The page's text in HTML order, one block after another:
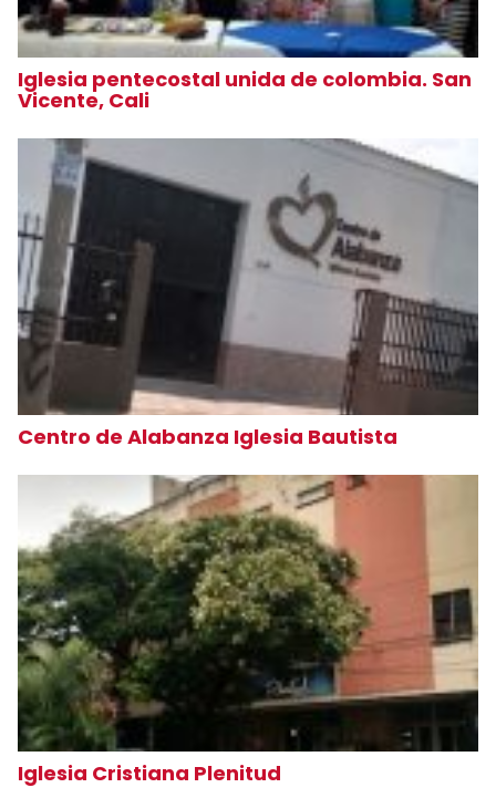
Iglesia pentecostal unida de colombia. San
Vicente, Cali
Centro de Alabanza Iglesia Bautista
Iglesia Cristiana Plenitud